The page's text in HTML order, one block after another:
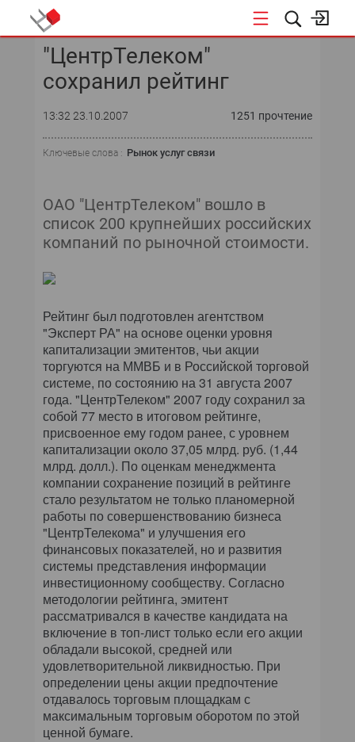
ИТ-ИНФРАСТРУКТУРА
БЕЗОПАСНОСТЬ
КОМПЬЮТЕРНЫЙ МИР
ИТ В ЗДРАВООХРАНЕНИИ
ПАРТНЕРСКИЕ ПРОЕКТЫ
ИТ-КАЛЕНДАРЬ
ПРЕСС-РЕЛИЗЫ
АРХИВ ЖУРНАЛОВ
"ЦентрТелеком"
сохранил рейтинг
13:32 23.10.2007 1251 прочтение
Ключевые слова : Рынок услуг связи
ОАО "ЦентрТелеком" вошло в
список 200 крупнейших российских
компаний по рыночной стоимости.
Рейтинг был подготовлен агентством
"Эксперт РА" на основе оценки уровня
капитализации эмитентов, чьи акции
торгуются на ММВБ и в Российской торговой
системе, по состоянию на 31 августа 2007
года. "ЦентрТелеком" 2007 году сохранил за
собой 77 место в итоговом рейтинге,
присвоенное ему годом ранее, с уровнем
капитализации около 37,05 млрд. руб. (1,44
млрд. долл.). По оценкам менеджмента
компании сохранение позиций в рейтинге
стало результатом не только планомерной
работы по совершенствованию бизнеса
"ЦентрТелекома" и улучшения его
финансовых показателей, но и развития
системы представления информации
инвестиционному сообществу. Согласно
методологии рейтинга, эмитент
рассматривался в качестве кандидата на
включение в топ-лист только если его акции
обладали высокой, средней или
удовлетворительной ликвидностью. При
определении цены акции предпочтение
отдавалось торговым площадкам с
максимальным торговым оборотом по этой
ценной бумаге.